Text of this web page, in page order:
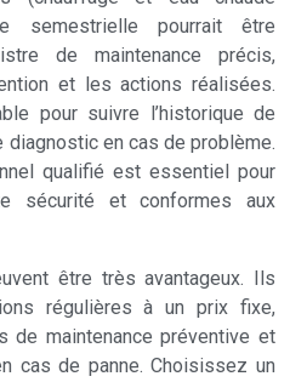
semestrielle pourrait être
de maintenance précis,
et les actions réalisées.
pour suivre l’historique de
en cas de problème.
qualifié est essentiel pour
sécurité et conformes aux
être très avantageux. Ils
régulières à un prix fixe,
de maintenance préventive et
cas de panne. Choisissez un